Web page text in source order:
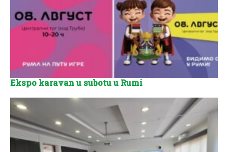
Ekspo karavan u subotu u Rumi